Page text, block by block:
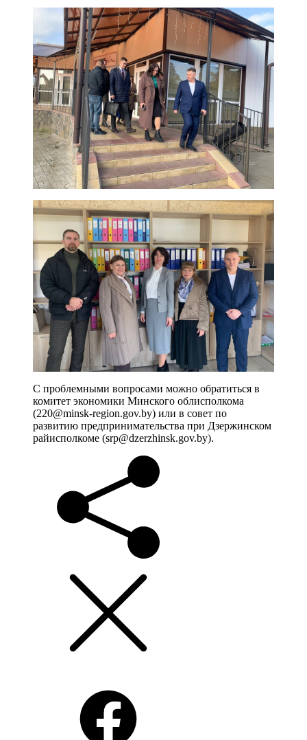
С проблемными вопросами можно обратиться в
комитет экономики Минского облисполкома
(220@minsk-region.gov.by) или в совет по
развитию предпринимательства при Дзержинском
райисполкоме (srp@dzerzhinsk.gov.by).